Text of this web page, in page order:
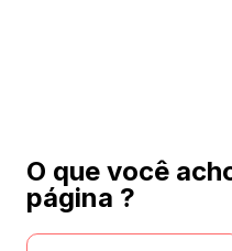
O que você
página ?